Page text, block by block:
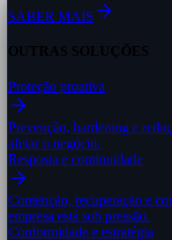
SABER MAIS
OUTRAS SOLUÇÕES
Proteção proativa
Prevenção, hardening e
afetar o negócio.
Resposta e continuidade
Contenção, recuperação e
empresa está sob pressão.
Conformidade e estratégia